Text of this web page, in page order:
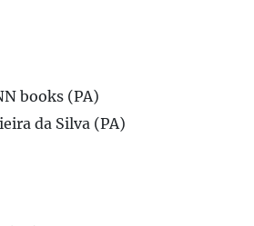
books (PA)
da Silva (PA)